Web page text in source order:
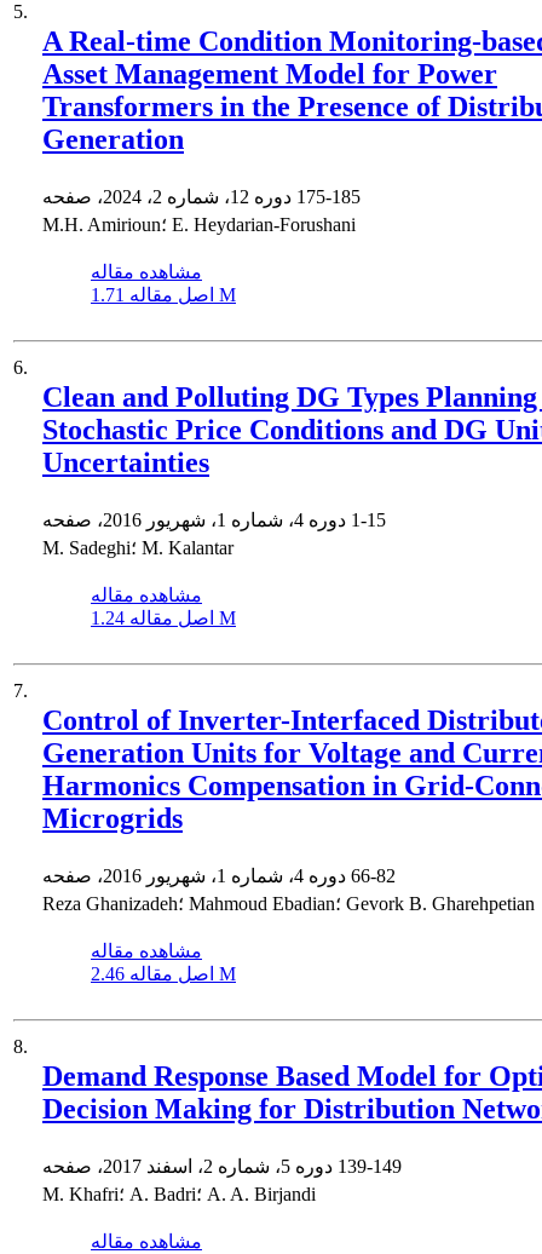
5.
A Real-time Condition Monitoring-
Asset Management Model for Power
Transformers in the Presence of
Generation
175-185
M.H. Amirioun؛ E. Heydarian-Forushani
مشاهده مقاله
اصل مقاله 1.71 M
6.
Clean and Polluting DG Types
Stochastic Price Conditions and DG
Uncertainties
1-15
M. Sadeghi؛ M. Kalantar
مشاهده مقاله
اصل مقاله 1.24 M
7.
Control of Inverter-Interfaced
Generation Units for Voltage and
Harmonics Compensation in Grid-
Microgrids
66-82
Reza Ghanizadeh؛ Mahmoud Ebadian؛ Gevork B. Gharehpetian
مشاهده مقاله
اصل مقاله 2.46 M
8.
Demand Response Based Model for
Decision Making for Distribution
139-149
M. Khafri؛ A. Badri؛ A. A. Birjandi
مشاهده مقاله